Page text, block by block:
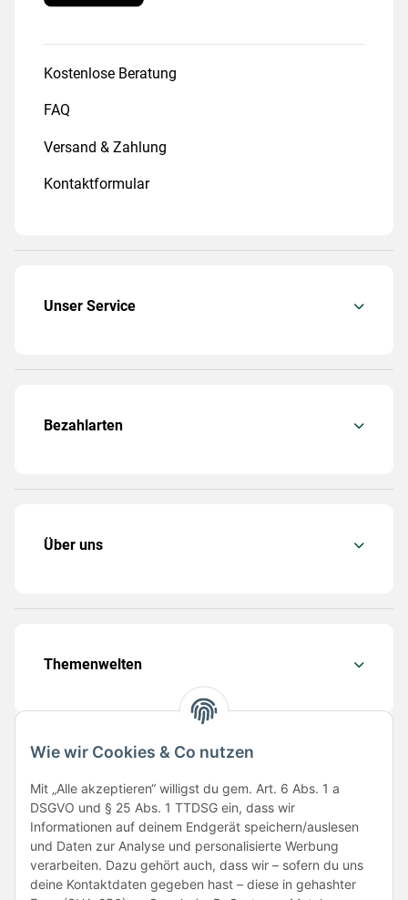
Wie wir Cookies & Co nutzen
Mit „Alle akzeptieren“ willigst du gem. Art. 6 Abs. 1 a
DSGVO und § 25 Abs. 1 TTDSG ein, dass wir
Informationen auf deinem Endgerät speichern/auslesen
und Daten zur Analyse und personalisierte Werbung
verarbeiten. Dazu gehört auch, dass wir – sofern du uns
deine Kontaktdaten gegeben hast – diese in gehashter
Kostenlose Beratung
FAQ
Versand & Zahlung
Kontaktformular
Unser Service
Bezahlarten
Über uns
Themenwelten
Folge uns